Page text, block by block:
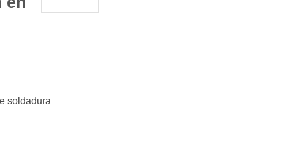
soldadura
en rollo Soc chef cantidad